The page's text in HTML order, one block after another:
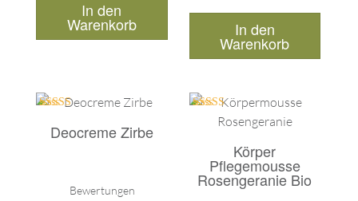
In den
Warenkorb In den
Warenkorb
Deocreme Zirbe
5.00
von 5
Bewertungen
Körper
Pflegemousse
Rosengeranie Bio
Bewertet mit
5.00